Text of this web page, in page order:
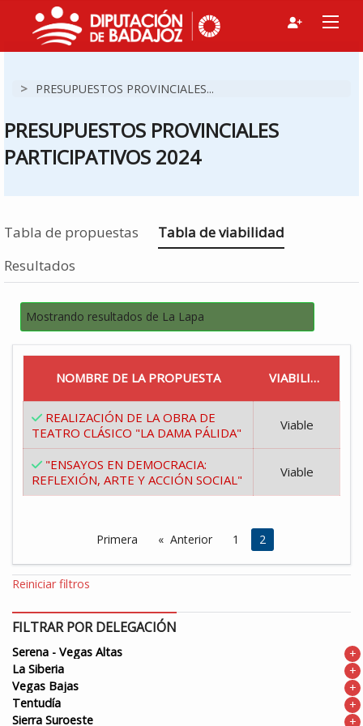
> PRESUPUESTOS PROVINCIALES...
PRESUPUESTOS PROVINCIALES
PARTICIPATIVOS 2024
Tabla de propuestas Estás en
Tabla de viabilidad
Resultados
Mostrando resultados de La Lapa
NOMBRE DE LA PROPUESTA VIABILIDAD
REALIZACIÓN DE LA OBRA DE
TEATRO CLÁSICO "LA DAMA PÁLIDA"
Viable
"ENSAYOS EN DEMOCRACIA:
REFLEXIÓN, ARTE Y ACCIÓN SOCIAL"
Viable
Primera Anterior 1 Estás en la página
2
Reiniciar filtros
FILTRAR POR DELEGACIÓN